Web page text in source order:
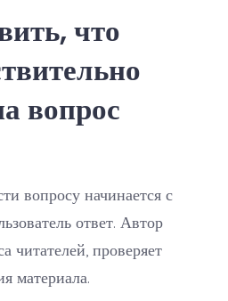
что
вопрос
вопросу начинается с
ответ. Автор
читателей, проверяет
материала.